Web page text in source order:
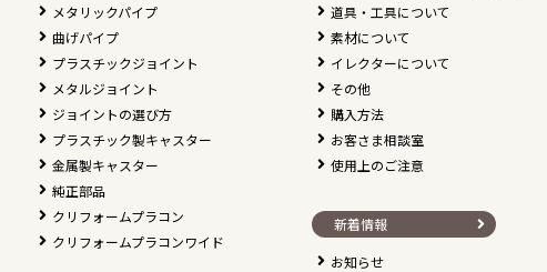
メタリックパイプ
曲げパイプ
プラスチックジョイント
メタルジョイント
ジョイントの選び方
プラスチック製キャスター
金属製キャスター
純正部品
クリフォームプラコン
クリフォームプラコンワイド
道具・工具について
素材について
イレクターについて
その他
購入方法
お客さま相談室
使用上のご注意
新着情報
お知らせ